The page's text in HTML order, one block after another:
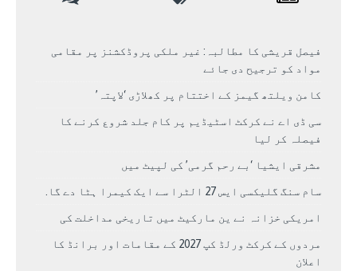
فیصل قریشی کا مطالبہ: غیر ملکی پروڈکشنز پر مقامی
مواد کو ترجیح دی جائے
کامن ویلتھ گیمز کے اختتام پر کھلاڑی ‘لاپتہ’
سی ڈی اے نے کرکٹ اسٹیڈیم پر کام جلد شروع کرنے کا
فیصلہ کر لیا
مشرقی ایشیا ‘بے رحم گرمی’ کی لپیٹ میں
سام سنگ گلیکسی ایس 27 الٹرا سے ایک کیمرا ہٹا دے گا.
امریکی خزانہ نے ین مارکیٹ میں تاریخی مداخلت کی
مردوں کے کرکٹ ورلڈ کپ 2027 کے مقامات اور برانڈ کا
اعلان